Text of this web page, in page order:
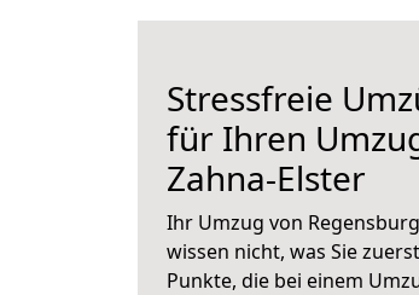
Stressfreie
für Ihren
Zahna-Elster
Ihr Umzug von
wissen nicht, was Sie
Punkte, die bei einem